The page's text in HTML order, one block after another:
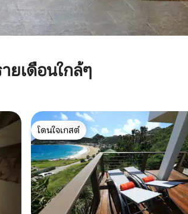
ยเดือนใกล้ๆ
โดนใจเกสต์
โดนใจเกสต์